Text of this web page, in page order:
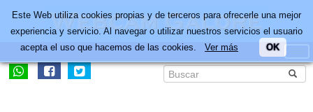
Este Web utiliza cookies propias y de terceros para ofrecerle una mejor
experiencia y servicio. Al navegar o utilizar nuestros servicios el usuario
acepta el uso que hacemos de las cookies. Ver más OK